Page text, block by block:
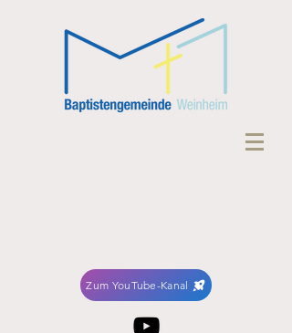
Zum YouTube-Kanal